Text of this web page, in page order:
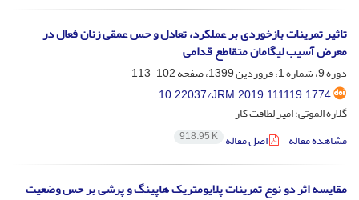
تاثیر تمرینات بازخوردی بر عملکرد، تعادل و حس عمقی زنان فعال در
معرض آسیب لیگامان متقاطع قدامی
دوره 9، شماره 1، فروردین 1399، صفحه
102-113
10.22037/JRM.2019.111119.1774
گلاره الموتی؛ امیر لطافت کار
مشاهده مقاله
اصل مقاله 918.95 K
مقایسه اثر دو نوع تمرینات پلایومتریک هاپینگ و پرشی بر حس وضعیت